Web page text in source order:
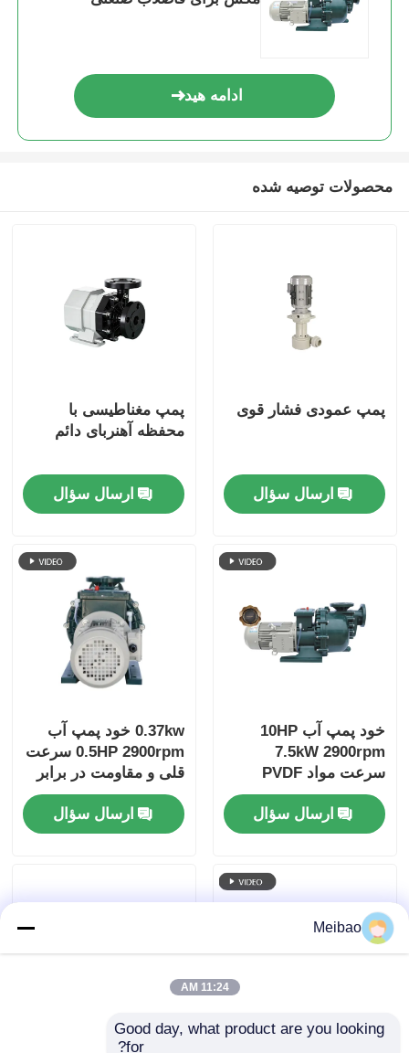
ادامه هید
محصولات توصیه شده
پمپ عمودی فشار قوی
ارسال سؤال
پمپ مغناطیسی با
محفظه آهنربای دائم
ارسال سؤال
خود پمپ آب 10HP
7.5kW 2900rpm
سرعت مواد PVDF
ضدآلو و ضد خوردگی
ارسال سؤال
0.37kw خود پمپ آب
0.5HP 2900rpm سرعت
قلی و مقاومت در برابر
خوردگی
ارسال سؤال
Meibao
11:24 AM
Good day, what product are you looking
for?